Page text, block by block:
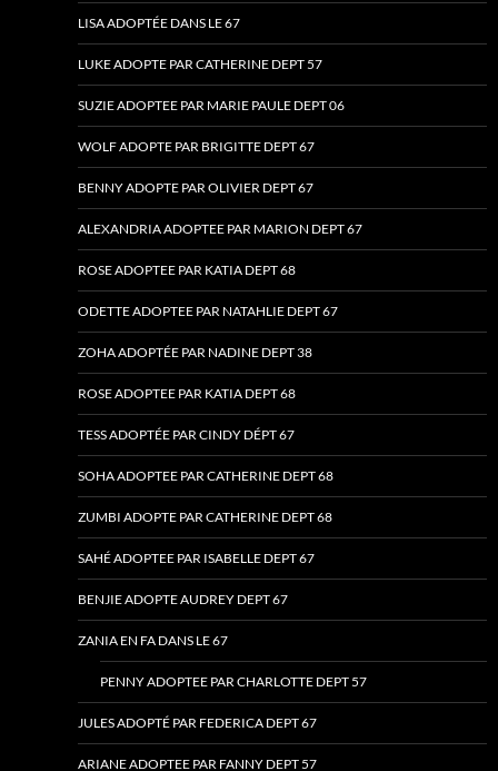
LISA ADOPTÉE DANS LE 67
LUKE ADOPTE PAR CATHERINE DEPT 57
SUZIE ADOPTEE PAR MARIE PAULE DEPT 06
WOLF ADOPTE PAR BRIGITTE DEPT 67
BENNY ADOPTE PAR OLIVIER DEPT 67
ALEXANDRIA ADOPTEE PAR MARION DEPT 67
ROSE ADOPTEE PAR KATIA DEPT 68
ODETTE ADOPTEE PAR NATAHLIE DEPT 67
ZOHA ADOPTÉE PAR NADINE DEPT 38
ROSE ADOPTEE PAR KATIA DEPT 68
TESS ADOPTÉE PAR CINDY DÉPT 67
SOHA ADOPTEE PAR CATHERINE DEPT 68
ZUMBI ADOPTE PAR CATHERINE DEPT 68
SAHÉ ADOPTEE PAR ISABELLE DEPT 67
BENJIE ADOPTE AUDREY DEPT 67
ZANIA EN FA DANS LE 67
PENNY ADOPTEE PAR CHARLOTTE DEPT 57
JULES ADOPTÉ PAR FEDERICA DEPT 67
ARIANE ADOPTEE PAR FANNY DEPT 57